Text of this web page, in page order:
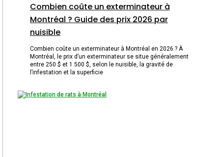
Combien coûte un exterminateur à
Montréal ? Guide des prix 2026 par
nuisible
Combien coûte un exterminateur à Montréal en 2026 ? À
Montréal, le prix d’un exterminateur se situe généralement
entre 250 $ et 1 500 $, selon le nuisible, la gravité de
l’infestation et la superficie